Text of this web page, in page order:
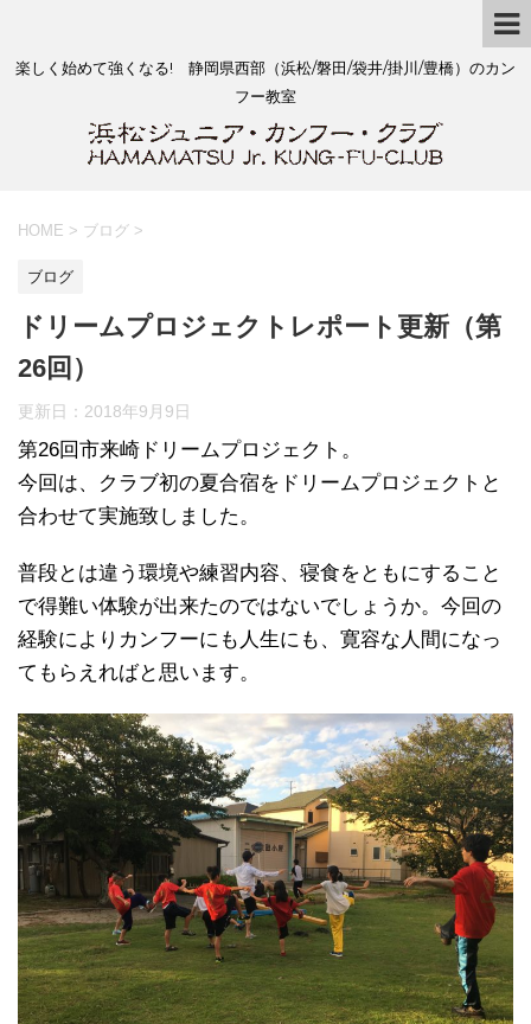
楽しく始めて強くなる! 静岡県西部（浜松/磐田/袋井/掛川/豊橋）のカン
フー教室
HOME > ブログ >
ブログ
ドリームプロジェクトレポート更新（第
26回）
更新日： 2018年9月9日
第26回市来崎ドリームプロジェクト。
今回は、クラブ初の夏合宿をドリームプロジェクトと
合わせて実施致しました。
普段とは違う環境や練習内容、寝食をともにすること
で得難い体験が出来たのではないでしょうか。今回の
経験によりカンフーにも人生にも、寛容な人間になっ
てもらえればと思います。